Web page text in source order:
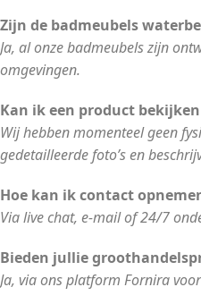
Zijn de badmeubels
Ja, al onze badmeubels zijn
omgevingen.
Kan ik een product
Wij hebben momenteel geen
gedetailleerde foto’s en
Hoe kan ik contact
Via live chat, e-mail of 24/7
Bieden jullie
Ja, via ons platform Fornira